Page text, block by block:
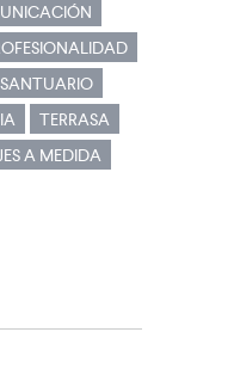
SANTUARIO
TERRASA
A MEDIDA